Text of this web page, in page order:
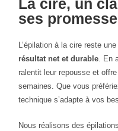
La cire, un
ses
L’épilation à la cire reste
résultat net et durable. En
ralentit leur repousse et
semaines. Que vous
technique s’adapte à vos
Nous réalisons des